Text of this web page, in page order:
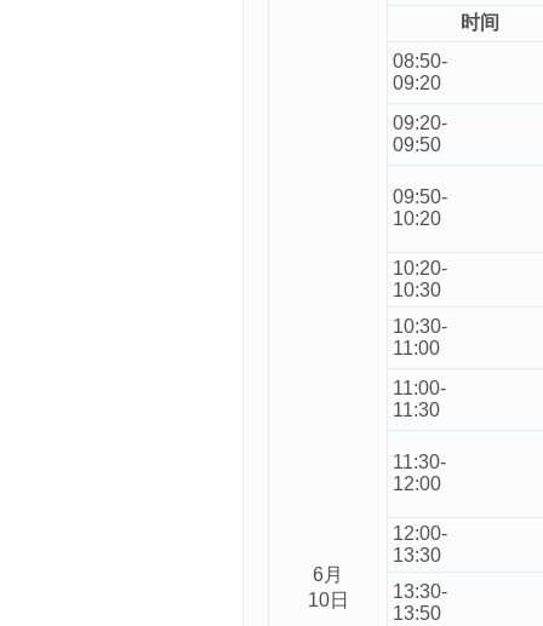
6月
10日
时间
08:50-
09:20
09:20-
09:50
09:50-
10:20
10:20-
10:30
10:30-
11:00
11:00-
11:30
11:30-
12:00
12:00-
13:30
13:30-
13:50